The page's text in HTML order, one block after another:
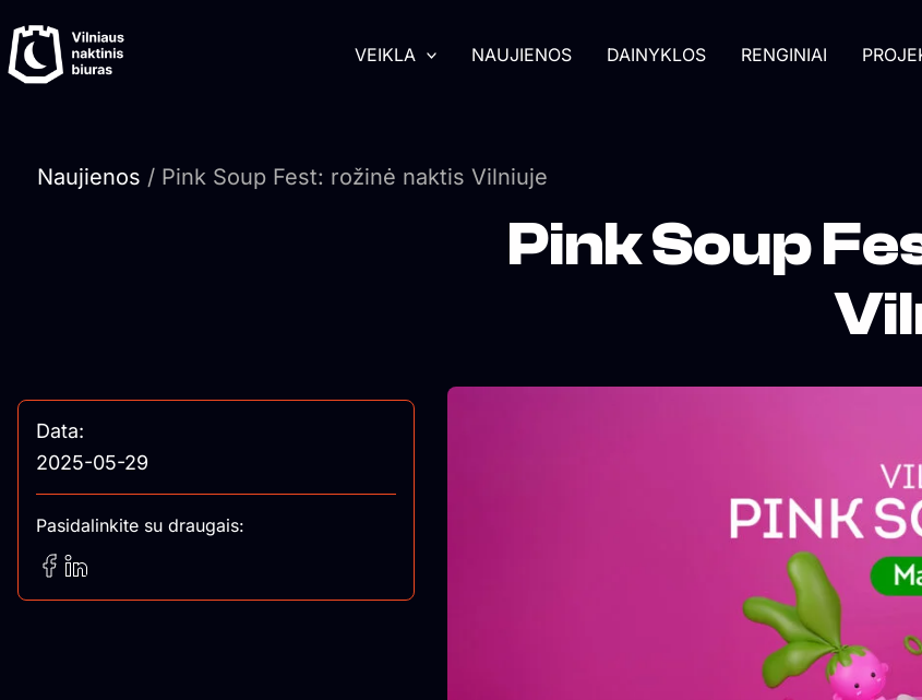
prie
turinio
VEIKLA NAUJIENOS DAINYKLOS RENGINIAI
Naujienos / Pink Soup Fest: rožinė naktis Vilniuje
Data:
2025-05-29
Pasidalinkite su draugais:
Pink Soup